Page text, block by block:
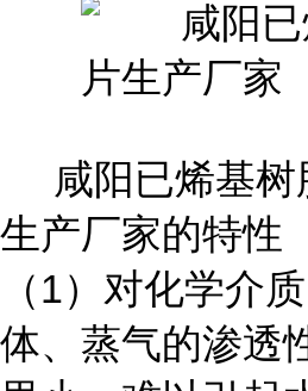
咸阳已烯基树
生产厂家的特性
（1）对化学介
体、蒸气的渗透